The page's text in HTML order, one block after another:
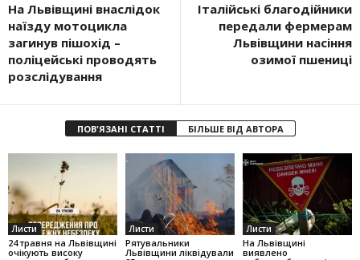
На Львівщині внаслідок
наїзду мотоцикла
загинув пішохід –
поліцейські проводять
розслідування
Італійські благодійники
передали фермерам
Львівщини насіння
озимої пшениці
ПОВ'ЯЗАНІ СТАТТІ БІЛЬШЕ ВІД АВТОРА
Листи
24 травня на Львівщині
очікують високу
Листи
Рятувальники
Львівщини ліквідували
Листи
На Львівщині
виявлено